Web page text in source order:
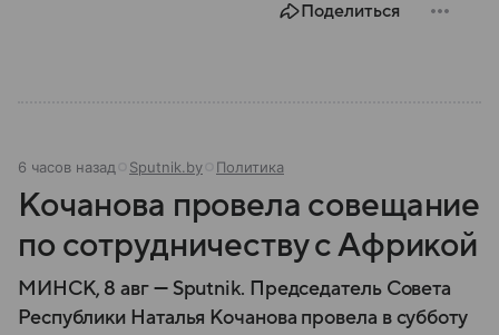
Поделиться
6 часов назад Sputnik.by Политика
Кочанова провела совещание
по сотрудничеству с Африкой
МИНСК, 8 авг — Sputnik. Председатель Совета
Республики Наталья Кочанова провела в субботу